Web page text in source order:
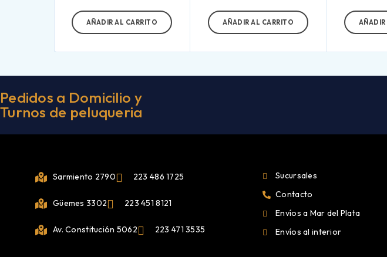
AÑADIR AL CARRITO AÑADIR AL CARRITO
Pedidos a Domicilio y
Turnos de peluqueria
Sarmiento 2790 223 486 1725
Güemes 3302 223 451 8121
Av. Constitución 5062 223 471 3535
Sucursales
Contacto
Envíos a Mar del Plata
Envíos al interior